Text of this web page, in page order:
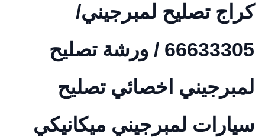
كراج تصليح لمبرجيني/
66633305 / ورشة تصليح
لمبرجيني اخصائي تصليح
سيارات لمبرجيني ميكانيكي